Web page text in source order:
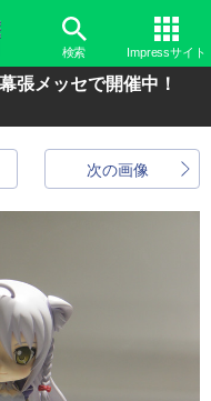
検索 Impressサイト
張メッセで開催中！
次の画像